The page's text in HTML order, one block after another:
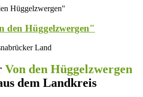
den Hüggelzwergen"
Land
Von den Hüggelzwergen
dem Landkreis